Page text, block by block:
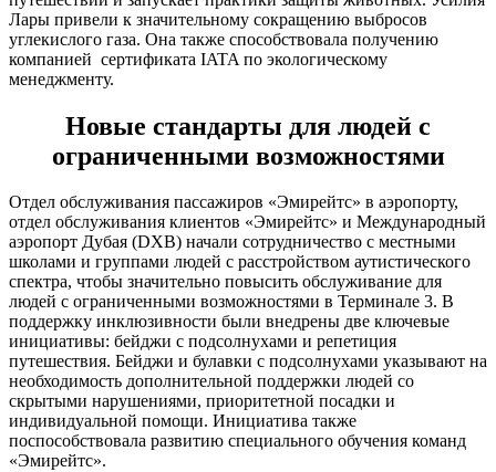
Лары привели к значительному сокращению выбросов
углекислого газа. Она также способствовала получению
компанией сертификата IATA по экологическому
менеджменту.
Новые стандарты для людей с
ограниченными возможностями
Отдел обслуживания пассажиров «Эмирейтс» в аэропорту,
отдел обслуживания клиентов «Эмирейтс» и Международный
аэропорт Дубая (DXB) начали сотрудничество с местными
школами и группами людей с расстройством аутистического
спектра, чтобы значительно повысить обслуживание для
людей с ограниченными возможностями в Терминале 3. В
поддержку инклюзивности были внедрены две ключевые
инициативы: бейджи с подсолнухами и репетиция
путешествия. Бейджи и булавки с подсолнухами указывают на
необходимость дополнительной поддержки людей со
скрытыми нарушениями, приоритетной посадки и
индивидуальной помощи. Инициатива также
поспособствовала развитию специального обучения команд
«Эмирейтс».